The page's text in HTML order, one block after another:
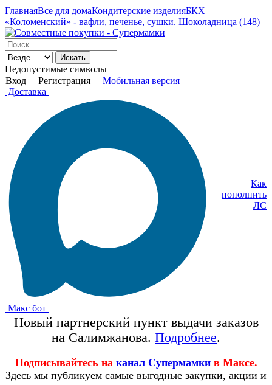
ГлавнаяВсе для домаКондитерские изделияБКХ
«Коломенский» - вафли, печенье, сушки. Шоколадница (148)
Искать
Недопустимые символы
Вход
Регистрация
Мобильная версия
Доставка
Макс бот
Как
пополнить
ЛС
Новый партнерский пункт выдачи заказов
на Салимжанова. Подробнее.
Подписывайтесь на канал Супермамки в Максе.
Здесь мы публикуем самые выгодные закупки, акции и